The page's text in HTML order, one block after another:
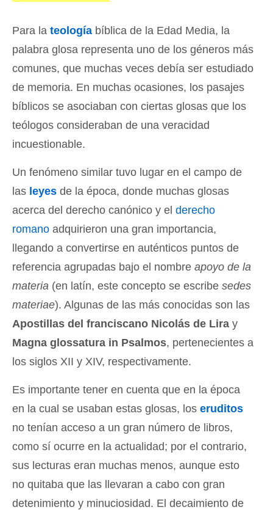
Para la teología bíblica de la Edad Media, la
palabra glosa representa uno de los géneros más
comunes, que muchas veces debía ser estudiado
de memoria. En muchas ocasiones, los pasajes
bíblicos se asociaban con ciertas glosas que los
teólogos consideraban de una veracidad
incuestionable.
Un fenómeno similar tuvo lugar en el campo de
las leyes de la época, donde muchas glosas
acerca del derecho canónico y el derecho
romano adquirieron una gran importancia,
llegando a convertirse en auténticos puntos de
referencia agrupadas bajo el nombre apoyo de la
materia (en latín, este concepto se escribe sedes
materiae). Algunas de las más conocidas son las
Apostillas del franciscano Nicolás de Lira y
Magna glossatura in Psalmos, pertenecientes a
los siglos XII y XIV, respectivamente.
Es importante tener en cuenta que en la época
en la cual se usaban estas glosas, los eruditos
no tenían acceso a un gran número de libros,
como sí ocurre en la actualidad; por el contrario,
sus lecturas eran muchas menos, aunque esto
no quitaba que las llevaran a cabo con gran
detenimiento y minuciosidad. El decaimiento de